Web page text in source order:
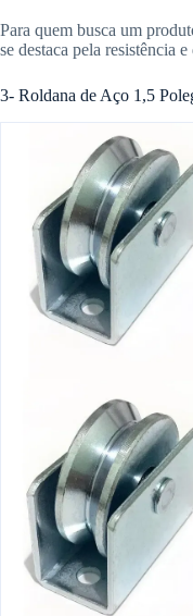
Para quem busca um
se destaca pela resistência
3- Roldana de Aço 1,5